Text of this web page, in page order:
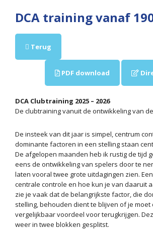
DCA training vanaf
Terug
PDF download
DCA Clubtraining 2025 – 2026
De clubtraining vanuit de ontwikkeling van
De insteek van dit jaar is simpel, centrum
dominante factoren in een stelling staan
De afgelopen maanden heb ik rustig de tijd
eens de ontwikkeling van spelers door te
laten vooral twee grote uitdagingen zien.
centrale controle en hoe kun je van daaruit
zie je vaak dat de belangrijkste factor, die
stelling, behouden dient te blijven of je moet
vergelijkbaar voordeel voor terugkrijgen.
weer in twee blokken gesplitst.